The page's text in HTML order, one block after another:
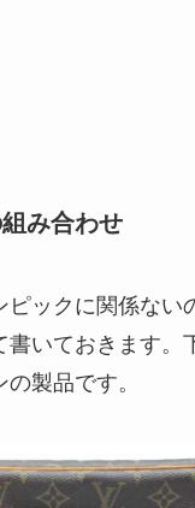
み合わせ
ピックに関係ない
書いておきます。
製品です。